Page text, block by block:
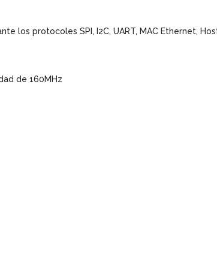
los protocoles SPI, I2C, UART, MAC Ethernet,
de 160MHz